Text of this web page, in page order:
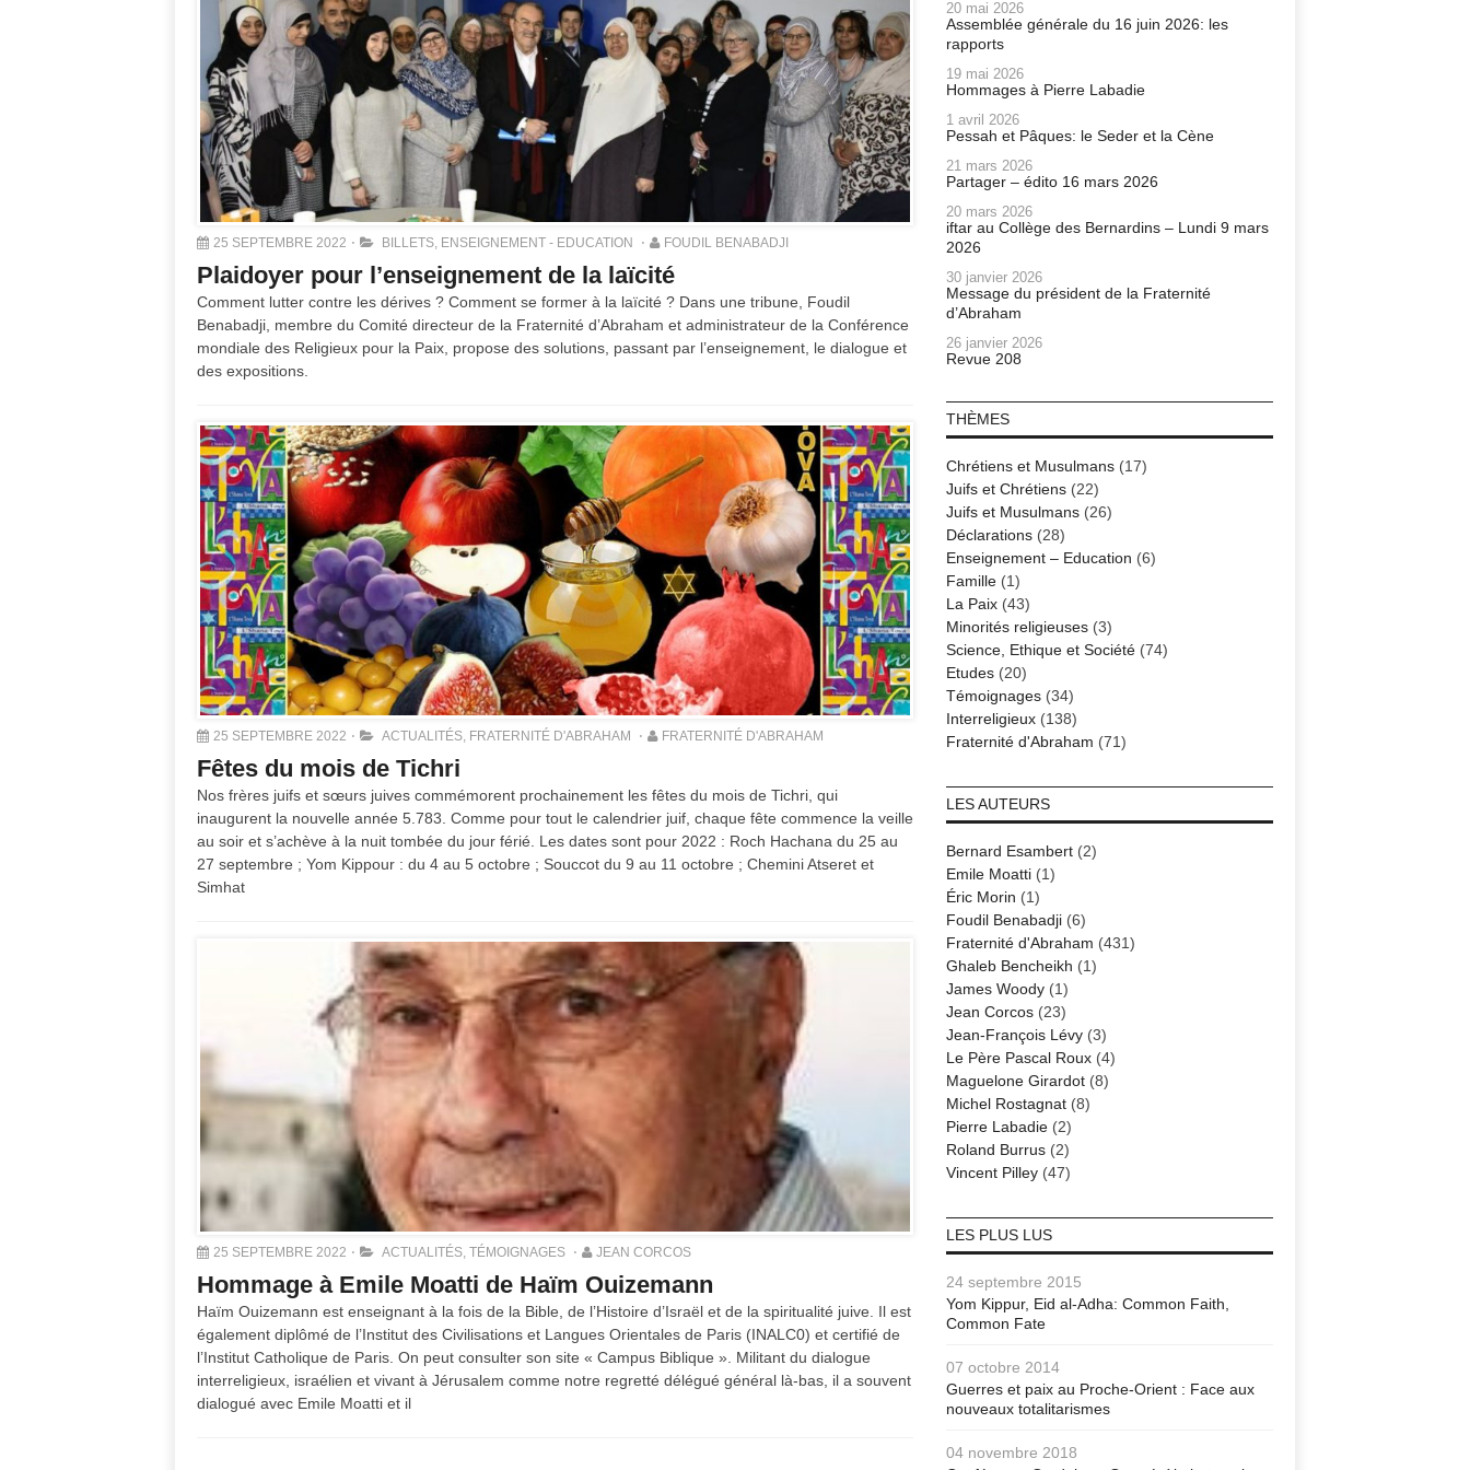
25 SEPTEMBRE 2022 BILLETS, ENSEIGNEMENT - EDUCATION FOUDIL BENABADJI
Plaidoyer pour l’enseignement de la laïcité
Comment lutter contre les dérives ? Comment se former à la laïcité ? Dans une tribune, Foudil
Benabadji, membre du Comité directeur de la Fraternité d’Abraham et administrateur de la Conférence
mondiale des Religieux pour la Paix, propose des solutions, passant par l’enseignement, le dialogue et
des expositions.
25 SEPTEMBRE 2022 ACTUALITÉS FRATERNITÉ D'ABRAHAM FRATERNITÉ D'ABRAHAM
Fêtes du mois de Tichri
Nos frères juifs et sœurs juives commémorent prochainement les fêtes du mois de Tichri, qui
inaugurent la nouvelle année 5.783. Comme pour tout le calendrier juif, chaque fête commence la veille
au soir et s’achève à la nuit tombée du jour férié. Les dates sont pour 2022 : Roch Hachana du 25 au
27 septembre ; Yom Kippour : du 4 au 5 octobre ; Souccot du 9 au 11 octobre ; Chemini Atseret et
Simhat
25 SEPTEMBRE 2022 ACTUALITÉS TÉMOIGNAGES JEAN CORCOS
Hommage à Emile Moatti de Haïm Ouizemann
Haïm Ouizemann est enseignant à la fois de la Bible, de l’Histoire d’Israël et de la spiritualité juive. Il est
également diplômé de l’Institut des Civilisations et Langues Orientales de Paris (INALC0) et certifié de
l’Institut Catholique de Paris. On peut consulter son site « Campus Biblique ». Militant du dialogue
interreligieux, israélien et vivant à Jérusalem comme notre regretté délégué général là-bas, il a souvent
dialogué avec Emile Moatti et il
20 mai 2026
Assemblée générale du 16 juin 2026: les
rapports
19 mai 2026
Hommages à Pierre Labadie
1 avril 2026
Pessah et Pâques: le Seder et la Cène
21 mars 2026
Partager – édito 16 mars 2026
20 mars 2026
iftar au Collège des Bernardins – Lundi 9 mars
2026
30 janvier 2026
Message du président de la Fraternité
d’Abraham
26 janvier 2026
Revue 208
THÈMES
Chrétiens et Musulmans(17)
Juifs et Chrétiens(22)
Juifs et Musulmans(26)
Déclarations(28)
Enseignement – Education (6)
Famille(1)
La Paix(43)
Minorités religieuses(3)
Science, Ethique et Société(74)
Etudes(20)
Témoignages(34)
Interreligieux(138)
Fraternité d'Abraham (71)
LES AUTEURS
Bernard Esambert(2)
Emile Moatti(1)
Éric Morin (1)
Foudil Benabadji(6)
Fraternité d'Abraham (431)
Ghaleb Bencheikh (1)
James Woody(1)
Jean Corcos(23)
Jean-François Lévy(3)
Le Père Pascal Roux(4)
Maguelone Girardot(8)
Michel Rostagnat(8)
Pierre Labadie(2)
Roland Burrus(2)
Vincent Pilley(47)
LES PLUS LUS
24 septembre 2015
Yom Kippur, Eid al-Adha: Common Faith,
Common Fate
07 octobre 2014
Guerres et paix au Proche-Orient : Face aux
nouveaux totalitarismes
04 novembre 2018